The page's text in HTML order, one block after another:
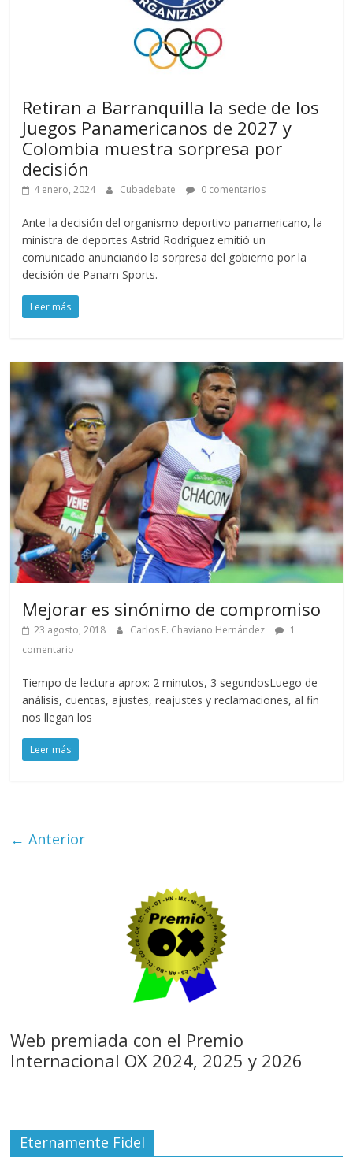
Retiran a Barranquilla la sede de los
Juegos Panamericanos de 2027 y
Colombia muestra sorpresa por
decisión
4 enero, 2024 Cubadebate 0 comentarios
Ante la decisión del organismo deportivo panamericano, la
ministra de deportes Astrid Rodríguez emitió un
comunicado anunciando la sorpresa del gobierno por la
decisión de Panam Sports.
Leer más
Mejorar es sinónimo de compromiso
23 agosto, 2018 Carlos E. Chaviano Hernández
1
comentario
Tiempo de lectura aprox: 2 minutos, 3 segundosLuego de
análisis, cuentas, ajustes, reajustes y reclamaciones, al fin
nos llegan los
Leer más
← Anterior
Web premiada con el Premio
Internacional OX 2024, 2025 y 2026
Eternamente Fidel